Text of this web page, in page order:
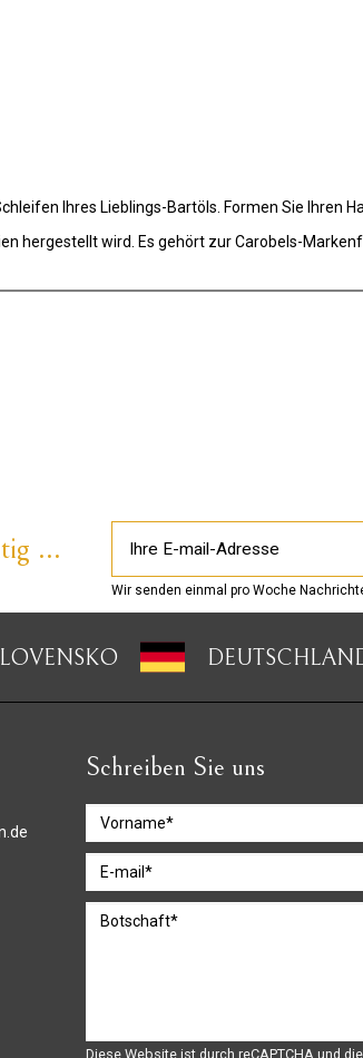
Ihres Lieblings-Bartöls. Formen Sie Ihren
hergestellt wird. Es gehört zur Carobels-
...
Wir senden einmal pro Woche
Schreiben Sie uns
Diese Website ist durch reCAPTCHA und die